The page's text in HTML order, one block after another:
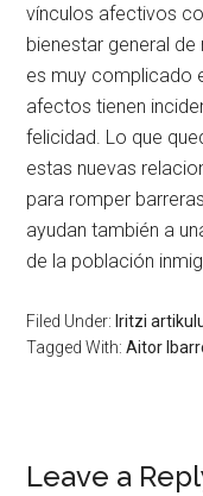
vínculos afectivos
bienestar general
es muy complicado
afectos tienen
felicidad. Lo que
estas nuevas
para romper
ayudan también a
de la población
Filed Under: Iritzi
Tagged With:Aitor
Leave a